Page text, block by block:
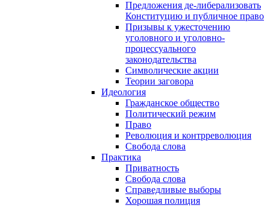
Предложения де-либерализовать
Конституцию и публичное право
Призывы к ужесточению
уголовного и уголовно-
процессуального
законодательства
Символические акции
Теории заговора
Идеология
Гражданское общество
Политический режим
Право
Революция и контрреволюция
Свобода слова
Практика
Приватность
Свобода слова
Справедливые выборы
Хорошая полиция